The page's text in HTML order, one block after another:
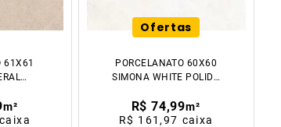
61X61
m²
caixa
Ofertas
PORCELANATO 60X60
SIMONA WHITE POLIDO
R$ 74,99m²
R$ 161,97 caixa